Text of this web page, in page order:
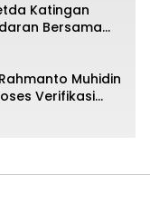
Katingan
Bersama
Muhidin
Verifikasi
Kartu Hebat